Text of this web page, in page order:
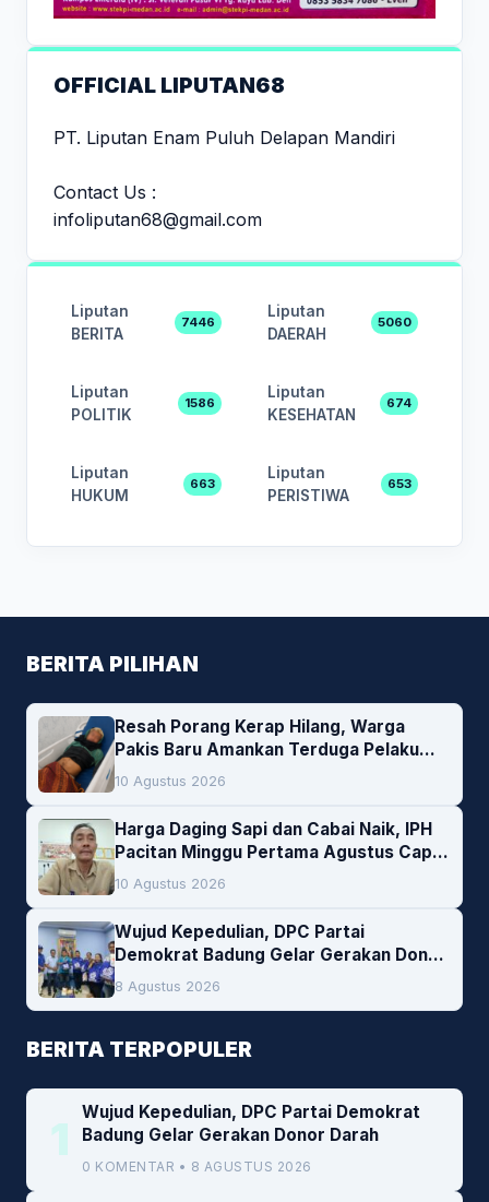
OFFICIAL LIPUTAN68
PT. Liputan Enam Puluh Delapan Mandiri
Contact Us :
infoliputan68@gmail.com
Liputan
BERITA
7446
Liputan
DAERAH
5060
Liputan
POLITIK
1586
Liputan
KESEHATAN
674
Liputan
HUKUM
663
Liputan
PERISTIWA
653
BERITA PILIHAN
Resah Porang Kerap Hilang, Warga
Pakis Baru Amankan Terduga Pelaku
Pencurian
10 Agustus 2026
Harga Daging Sapi dan Cabai Naik, IPH
Pacitan Minggu Pertama Agustus Capai
1,66 Persen. Ini Penjelasan Kabag Ayub
10 Agustus 2026
Wujud Kepedulian, DPC Partai
Demokrat Badung Gelar Gerakan Donor
Darah
8 Agustus 2026
BERITA TERPOPULER
1
Wujud Kepedulian, DPC Partai Demokrat
Badung Gelar Gerakan Donor Darah
0 KOMENTAR • 8 AGUSTUS 2026